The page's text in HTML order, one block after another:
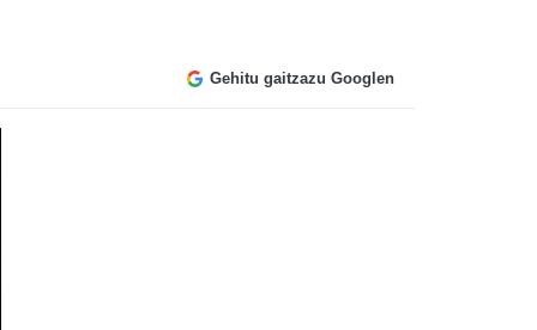
Gehitu gaitzazu Googlen